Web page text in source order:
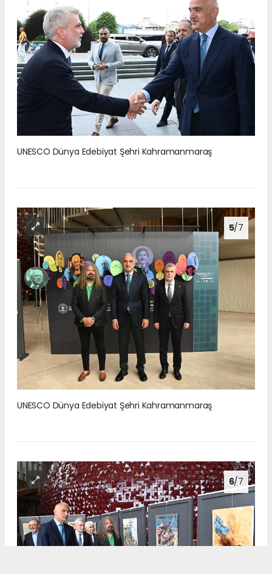
UNESCO Dünya Edebiyat Şehri Kahramanmaraş
5/7
UNESCO Dünya Edebiyat Şehri Kahramanmaraş
6/7